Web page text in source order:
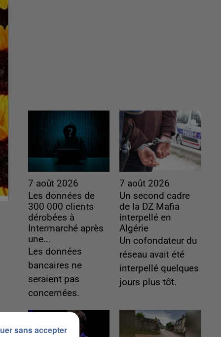
7 août 2026
Les données de
300 000 clients
dérobées à
Intermarché après
une...
Les données
bancaires ne
seraient pas
concernées.
7 août 2026
Un second cadre
de la DZ Mafia
interpellé en
Algérie
Un cofondateur du
réseau avait été
interpellé quelques
jours plus tôt.
sans accepter